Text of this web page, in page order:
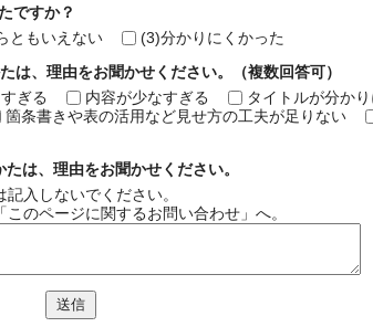
ですか？
ともいえない (3)分かりにくかった
は、理由をお聞かせください。（複数回答可）
ぎる 内容が少なすぎる
タイトルが分かり
箇条書きや表の活用など見せ方の工夫が足りない
は、理由をお聞かせください。
入しないでください。
のページに関するお問い合わせ」へ。
送信